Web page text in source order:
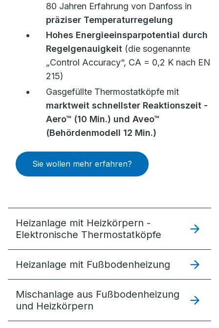
80 Jahren Erfahrung von Danfoss in
präziser Temperaturregelung
Hohes Energieeinsparpotential durch
Regelgenauigkeit (die sogenannte
„Control Accuracy“, CA = 0,2 K nach EN
215)
Gasgefüllte Thermostatköpfe mit
marktweit schnellster Reaktionszeit -
Aero™ (10 Min.) und Aveo™
(Behördenmodell 12 Min.)
Sie wollen mehr erfahren?
Heizanlage mit Heizkörpern -
Elektronische Thermostatköpfe
Heizanlage mit Fußbodenheizung
Mischanlage aus Fußbodenheizung
und Heizkörpern